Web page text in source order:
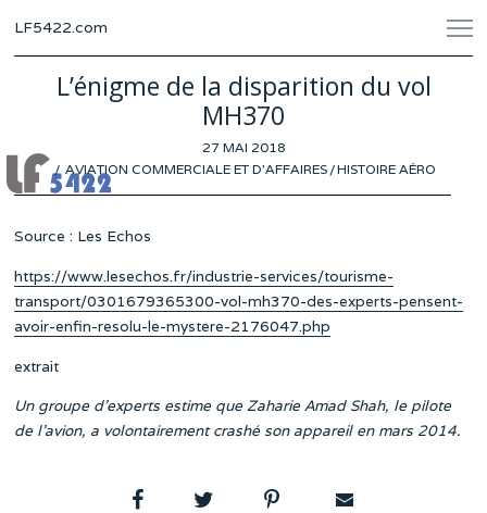
LF5422.com
L’énigme de la disparition du vol
MH370
POSTED
ON
27 MAI 2018
AVIATION COMMERCIALE ET D'AFFAIRES /HISTOIRE AÉRO
Source : Les Echos
https://www.lesechos.fr/industrie-services/tourisme-
transport/0301679365300-vol-mh370-des-experts-pensent-
avoir-enfin-resolu-le-mystere-2176047.php
extrait
Un groupe d’experts estime que Zaharie Amad Shah, le pilote
de l’avion, a volontairement crashé son appareil en mars 2014.